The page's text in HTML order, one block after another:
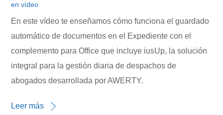
en vídeo
En este vídeo te enseñamos cómo funciona el guardado
automático de documentos en el Expediente con el
complemento para Office que incluye iusUp, la solución
integral para la gestión diaria de despachos de
abogados desarrollada por AWERTY.
Leer más